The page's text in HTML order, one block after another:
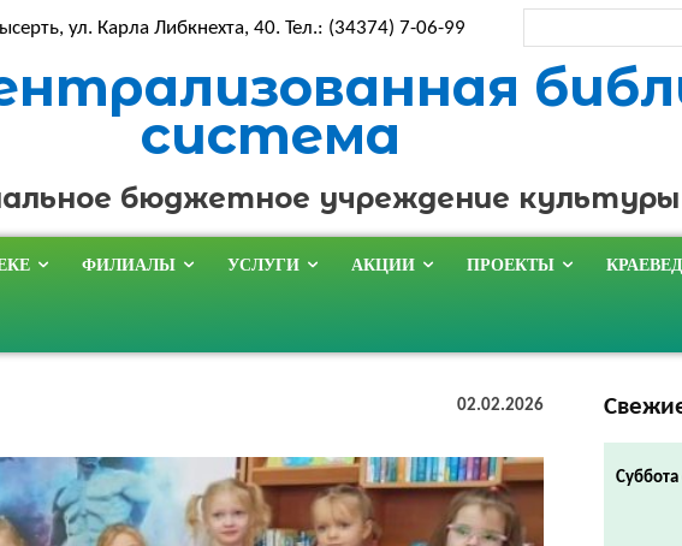
ул. Карла Либкнехта, 40. Тел.: (34374) 7-06-99
система
бюджетное учреждение культуры
ФИЛИАЛЫ УСЛУГИ АКЦИИ ПРОЕКТЫ
02.02.2026
Суббота